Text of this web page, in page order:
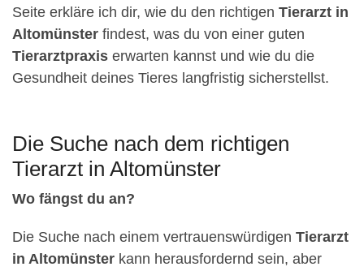
Seite erkläre ich dir, wie du den richtigen Tierarzt in
Altomünster findest, was du von einer guten
Tierarztpraxis erwarten kannst und wie du die
Gesundheit deines Tieres langfristig sicherstellst.
Die Suche nach dem richtigen
Tierarzt in Altomünster
Wo fängst du an?
Die Suche nach einem vertrauenswürdigen Tierarzt
in Altomünster kann herausfordernd sein, aber